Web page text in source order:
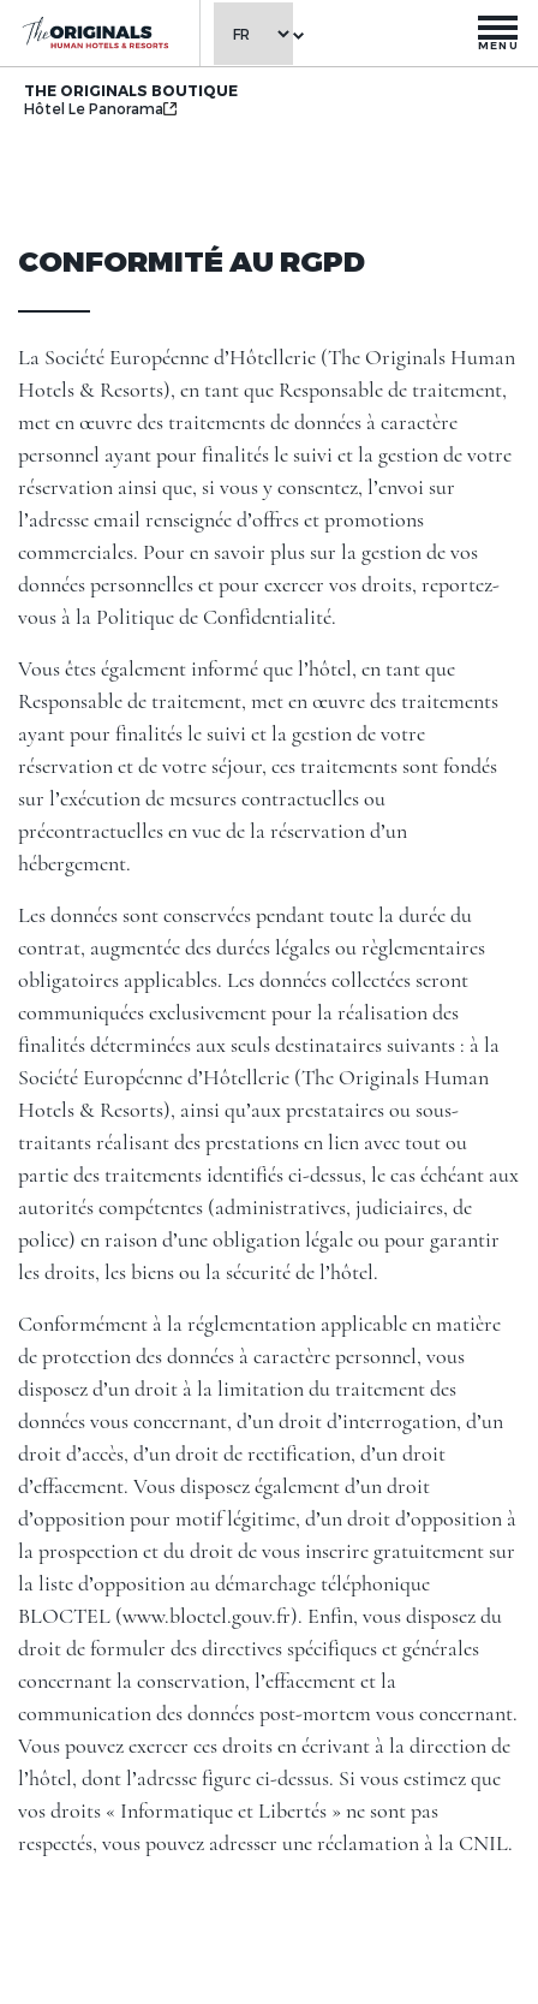
MENU
THE ORIGINALS BOUTIQUE
Hôtel Le Panorama
CONFORMITÉ AU RGPD
La Société Européenne d’Hôtellerie (The Originals Human
Hotels & Resorts), en tant que Responsable de traitement,
met en œuvre des traitements de données à caractère
personnel ayant pour finalités le suivi et la gestion de votre
réservation ainsi que, si vous y consentez, l’envoi sur
l’adresse email renseignée d’offres et promotions
commerciales. Pour en savoir plus sur la gestion de vos
données personnelles et pour exercer vos droits, reportez-
vous à la Politique de Confidentialité.
Vous êtes également informé que l’hôtel, en tant que
Responsable de traitement, met en œuvre des traitements
ayant pour finalités le suivi et la gestion de votre
réservation et de votre séjour, ces traitements sont fondés
sur l’exécution de mesures contractuelles ou
précontractuelles en vue de la réservation d’un
hébergement.
Les données sont conservées pendant toute la durée du
contrat, augmentée des durées légales ou règlementaires
obligatoires applicables. Les données collectées seront
communiquées exclusivement pour la réalisation des
finalités déterminées aux seuls destinataires suivants : à la
Société Européenne d’Hôtellerie (The Originals Human
Hotels & Resorts), ainsi qu’aux prestataires ou sous-
traitants réalisant des prestations en lien avec tout ou
partie des traitements identifiés ci-dessus, le cas échéant aux
autorités compétentes (administratives, judiciaires, de
police) en raison d’une obligation légale ou pour garantir
les droits, les biens ou la sécurité de l’hôtel.
Conformément à la réglementation applicable en matière
de protection des données à caractère personnel, vous
disposez d’un droit à la limitation du traitement des
données vous concernant, d’un droit d’interrogation, d’un
droit d’accès, d’un droit de rectification, d’un droit
d’effacement. Vous disposez également d’un droit
d’opposition pour motif légitime, d’un droit d’opposition à
la prospection et du droit de vous inscrire gratuitement sur
la liste d’opposition au démarchage téléphonique
BLOCTEL (www.bloctel.gouv.fr). Enfin, vous disposez du
droit de formuler des directives spécifiques et générales
concernant la conservation, l’effacement et la
communication des données post-mortem vous concernant.
Vous pouvez exercer ces droits en écrivant à la direction de
l’hôtel, dont l’adresse figure ci-dessus. Si vous estimez que
vos droits « Informatique et Libertés » ne sont pas
respectés, vous pouvez adresser une réclamation à la CNIL.